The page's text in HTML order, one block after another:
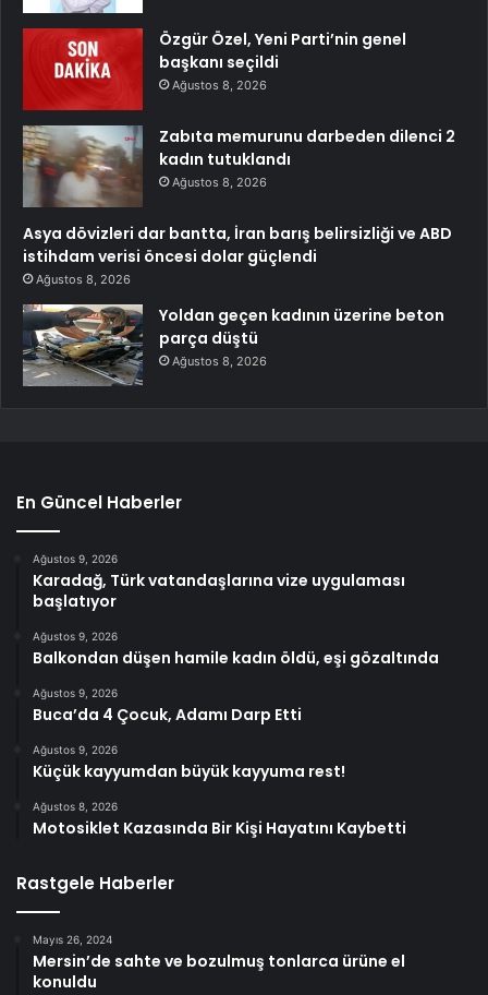
Özgür Özel, Yeni Parti’nin genel
başkanı seçildi
Ağustos 8, 2026
Zabıta memurunu darbeden dilenci 2
kadın tutuklandı
Ağustos 8, 2026
Asya dövizleri dar bantta, İran barış belirsizliği ve ABD
istihdam verisi öncesi dolar güçlendi
Ağustos 8, 2026
Yoldan geçen kadının üzerine beton
parça düştü
Ağustos 8, 2026
En Güncel Haberler
Ağustos 9, 2026
Karadağ, Türk vatandaşlarına vize uygulaması
başlatıyor
Ağustos 9, 2026
Balkondan düşen hamile kadın öldü, eşi gözaltında
Ağustos 9, 2026
Buca’da 4 Çocuk, Adamı Darp Etti
Ağustos 9, 2026
Küçük kayyumdan büyük kayyuma rest!
Ağustos 8, 2026
Motosiklet Kazasında Bir Kişi Hayatını Kaybetti
Rastgele Haberler
Mayıs 26, 2024
Mersin’de sahte ve bozulmuş tonlarca ürüne el
konuldu